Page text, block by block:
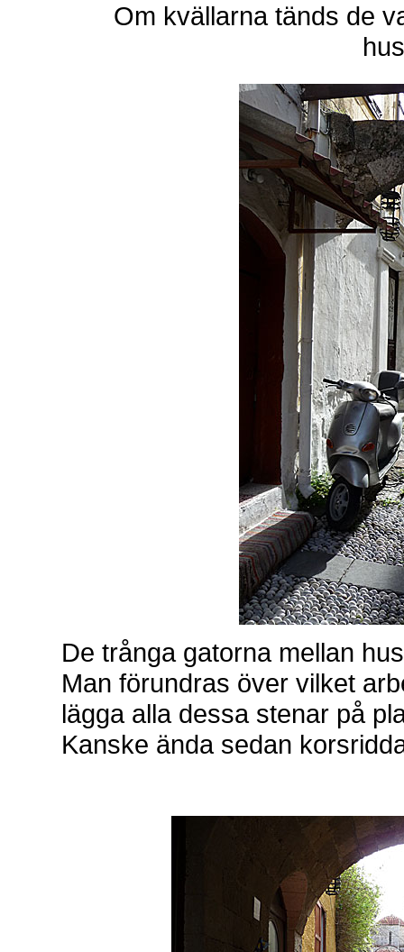
Om kvällarna tänds de
De trånga gatorna mellan
Man förundras över vilket
lägga alla dessa stenar på
Kanske ända sedan